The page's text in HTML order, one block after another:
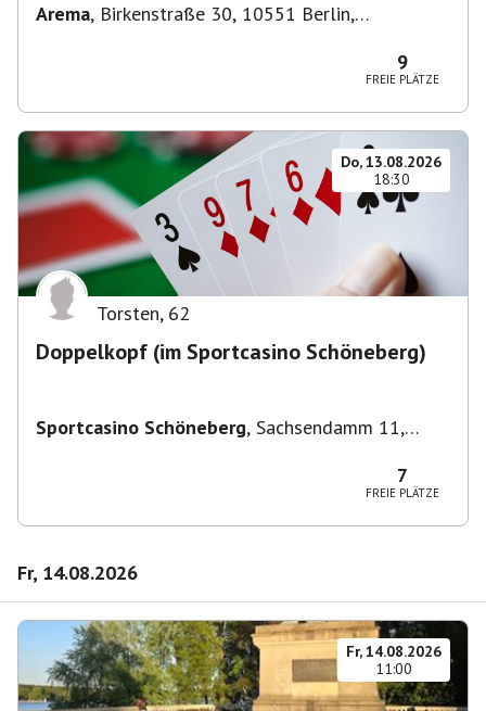
Arema, Birkenstraße 30, 10551 Berlin,
9
FREIE PLÄTZE
Do, 13.08.2026
18:30
Torsten, 62
Doppelkopf (im Sportcasino Schöneberg)
Sportcasino Schöneberg, Sachsendamm 11,
7
FREIE PLÄTZE
Fr, 14.08.2026
Fr, 14.08.2026
11:00